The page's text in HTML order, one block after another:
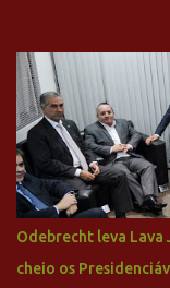
feito imediatamente
investimentos no
para a recuperação
Ronaldo sendo
mais o peso que o
sua história na
camisas 9 acertasse
ADVOGADO DO
CRUZEIRO -
Odebrecht leva
cheio os